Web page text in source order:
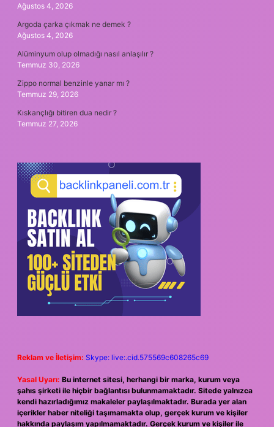
Ağustos 4, 2026
Argoda çarka çıkmak ne demek ?
Ağustos 4, 2026
Alüminyum olup olmadığı nasıl anlaşılır ?
Temmuz 30, 2026
Zippo normal benzinle yanar mı ?
Temmuz 29, 2026
Kıskançlığı bitiren dua nedir ?
Temmuz 27, 2026
Reklam ve İletişim: Skype: live:.cid.575569c608265c69
Yasal Uyarı: Bu internet sitesi, herhangi bir marka, kurum veya
şahıs şirketi ile hiçbir bağlantısı bulunmamaktadır. Sitede yalnızca
kendi hazırladığımız makaleler paylaşılmaktadır. Burada yer alan
içerikler haber niteliği taşımamakta olup, gerçek kurum ve kişiler
hakkında paylaşım yapılmamaktadır. Gerçek kurum ve kişiler ile